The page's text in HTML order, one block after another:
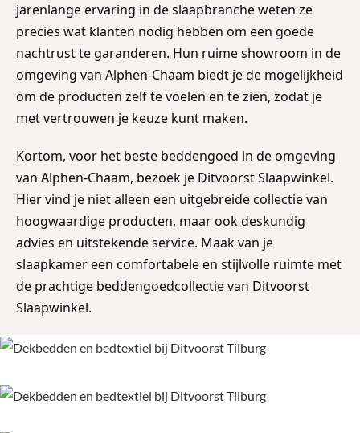
jarenlange ervaring in de slaapbranche weten ze
precies wat klanten nodig hebben om een goede
nachtrust te garanderen. Hun ruime showroom in de
omgeving van Alphen-Chaam biedt je de mogelijkheid
om de producten zelf te voelen en te zien, zodat je
met vertrouwen je keuze kunt maken.
Kortom, voor het beste beddengoed in de omgeving
van Alphen-Chaam, bezoek je Ditvoorst Slaapwinkel.
Hier vind je niet alleen een uitgebreide collectie van
hoogwaardige producten, maar ook deskundig
advies en uitstekende service. Maak van je
slaapkamer een comfortabele en stijlvolle ruimte met
de prachtige beddengoedcollectie van Ditvoorst
Slaapwinkel.